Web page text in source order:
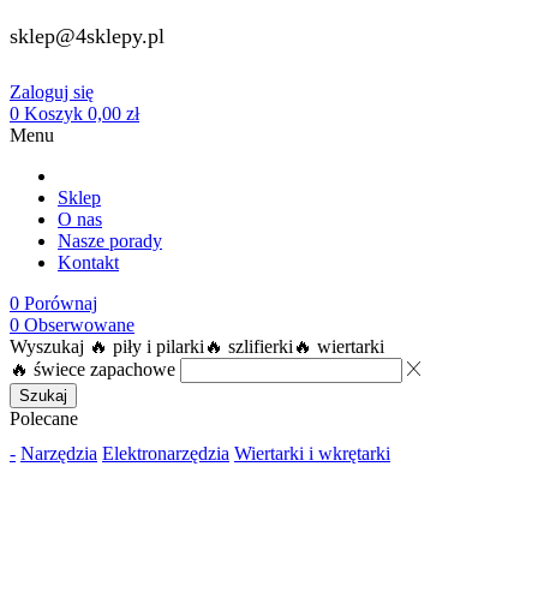
sklep@4sklepy.pl
Zaloguj się
0 Koszyk 0,00 zł
Menu
Sklep
O nas
Nasze porady
Kontakt
0 Porównaj
0 Obserwowane
Wyszukaj 🔥 piły i pilarki 🔥 szlifierki 🔥 wiertarki
🔥 świece zapachowe
Szukaj
Polecane
- Narzędzia Elektronarzędzia Wiertarki i wkrętarki